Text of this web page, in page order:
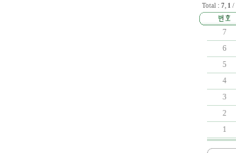
Total : 7, 1 /
7
6
5
4
3
2
1